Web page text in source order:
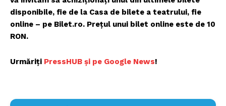
disponibile, fie de la Casa de bilete a teatrului, fie
online – pe Bilet.ro. Preţul unui bilet online este de 10
RON.
Urmăriți PressHUB și pe Google News!